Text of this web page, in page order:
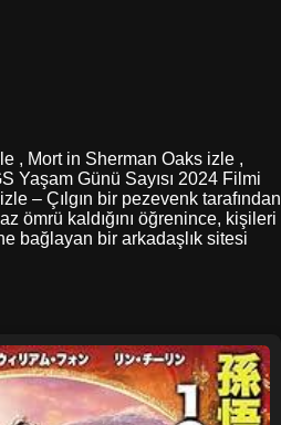
, Mort in Sherman Oaks izle ,
Yaşam Günü Sayısı 2024 Filmi
– Çılgın bir pezevenk tarafından
ömrü kaldığını öğrenince, kişileri
bağlayan bir arkadaşlık sitesi